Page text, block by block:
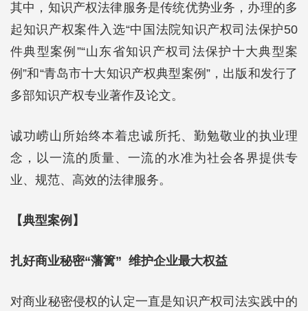
其中，知识产权法律服务是传统优势业务，办理的多
起知识产权案件入选“中国法院知识产权司法保护50
件典型案例”“山东省知识产权司法保护十大典型案
例”和“青岛市十大知识产权典型案例”，出版和发行了
多部知识产权专业著作及论文。
诚功崂山所始终本着忠诚所托、勤勉敬业的执业理
念，以一流的质量、一流的水准为社会各界提供专
业、规范、高效的法律服务。
【典型案例】
扎好商业秘密“藩篱” 维护企业最大权益
对商业秘密侵权的认定一直是知识产权司法实践中的